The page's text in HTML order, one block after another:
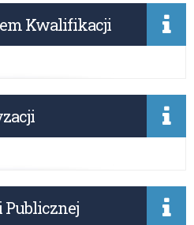
Kwalifikacji